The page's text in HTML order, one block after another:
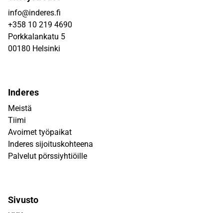
info@inderes.fi
+358 10 219 4690
Porkkalankatu 5
00180 Helsinki
Inderes
Meistä
Tiimi
Avoimet työpaikat
Inderes sijoituskohteena
Palvelut pörssiyhtiöille
Sivusto